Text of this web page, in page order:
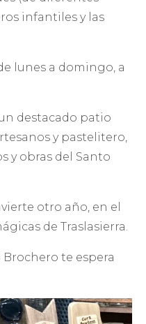
infantiles y las
lunes a domingo, a
destacado patio
y pastelitero,
y obras del Santo
otro año, en el
de Traslasierra.
Brochero te espera